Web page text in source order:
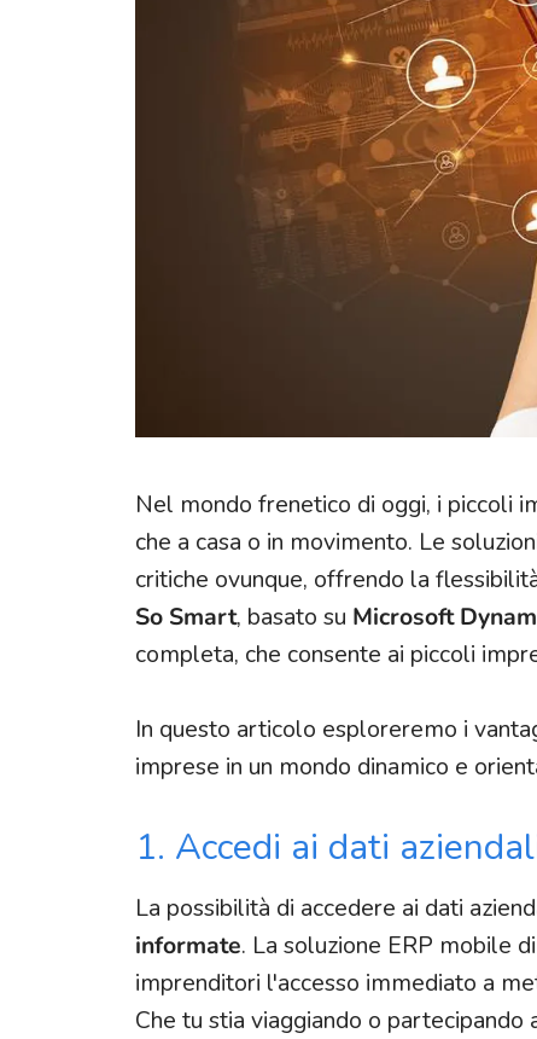
Nel mondo frenetico di oggi, i piccoli
che a casa o in movimento. Le
critiche ovunque, offrendo la
So Smart, basato su Microsoft
completa, che consente ai piccoli
In questo articolo esploreremo i
imprese in un mondo dinamico e
1. Accedi ai dati
La possibilità di accedere ai dati
informate. La soluzione ERP mobile
imprenditori l'accesso immediato a
Che tu stia viaggiando o partecipando